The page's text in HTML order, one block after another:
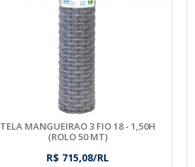
TELA MANGUEIRAO 3 FIO 18 - 1,50H
(ROLO 50 MT)
R$ 715,08/RL